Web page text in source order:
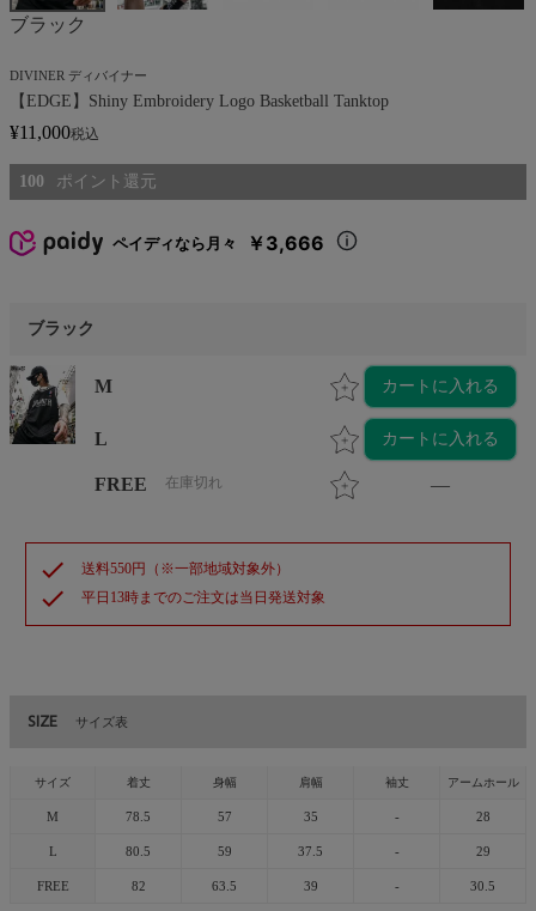
ブラック
DIVINER ディバイナー
【EDGE】Shiny Embroidery Logo Basketball Tanktop
¥11,000税込
100
ペイディなら月々 ￥3,666
ブラック
M カートに入れる
L カートに入れる
FREE 在庫切れ —
check 送料550円（※一部地域対象外）
check 平日13時までのご注文は当日発送対象
SIZE サイズ表
サイズ 着丈 身幅 肩幅 袖丈 アームホール
M 78.5 57 35 - 28
L 80.5 59 37.5 - 29
FREE 82 63.5 39 - 30.5